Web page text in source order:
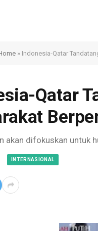
» Indonesia-Qatar
Qatar
akan difokuskan untuk
INTERNASIONAL